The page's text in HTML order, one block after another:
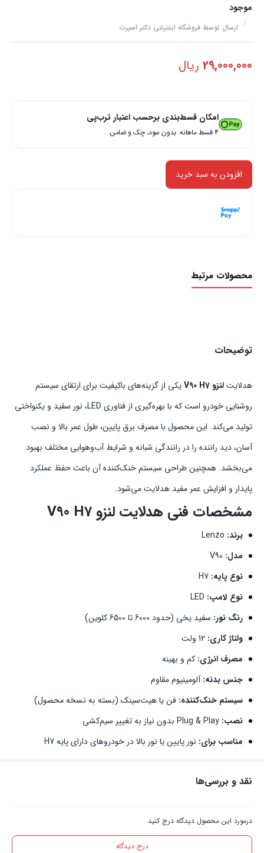
موجود
ارسال توسط فروشگاه اینترنتی دکتر اسپرت
29,000,000 ریال
امکان قسط‌بندی برحسب اعتبار ترب‌پی
۴ قسط ماهانه. بدون سود، چک و ضامن.
افزودن به سبد خرید
محصولات مرتبط
توضیحات
هدلایتلنزو V90 H7
یکی از گزینه‌های باکیفیت برای ارتقای سیستم
روشنایی خودرو است که با بهره‌گیری از فناوری LED، نور سفید و یکنواختی
تولید می‌کند. این محصول با مصرف برق پایین، طول عمر بالا و نصب
آسان، دید راننده را در رانندگی شبانه و شرایط آب‌وهوایی مختلف بهبود
می‌بخشد. همچنین طراحی سیستم خنک‌کننده آن باعث حفظ عملکرد
پایدار و افزایش عمر مفید هدلایت می‌شود.
مشخصات فنی هدلایت لنزو V90 H7
برند:
مدل:
نوع پایه:
نوع لامپ:
رنگ نور: سفید یخی (حدود 6000 تا 6500 کلوین)
ولتاژ کاری:
مصرف انرژی: کم و بهینه
جنس بدنه:آلومینیوم مقاوم
سیستم خنک‌کننده: فن یا هیت‌سینک (بسته به نسخه محصول)
نصب:
مناسب برای: نور پایین یا نور بالا در خودروهای دارای پایه H7
نقد و بررسی‌ها
درمورد این محصول دیدگاه درج کنید.
درج دیدگاه